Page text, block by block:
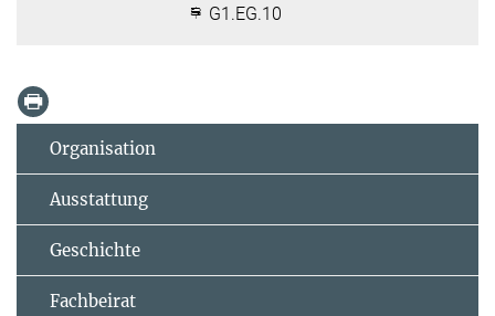
G1.EG.10
Organisation
Ausstattung
Geschichte
Fachbeirat